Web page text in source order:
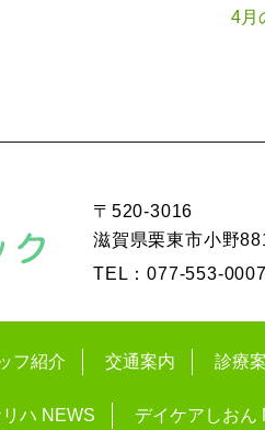
4月
〒520-3016
滋賀県栗東市小野
TEL：077-553-0007
フ紹介 交通案内 診療
ハ NEWS デイケアしおん